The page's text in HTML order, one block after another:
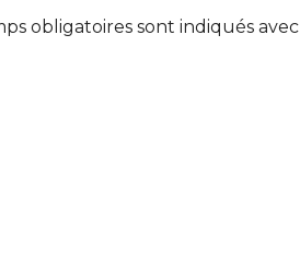
obligatoires sont indiqués avec